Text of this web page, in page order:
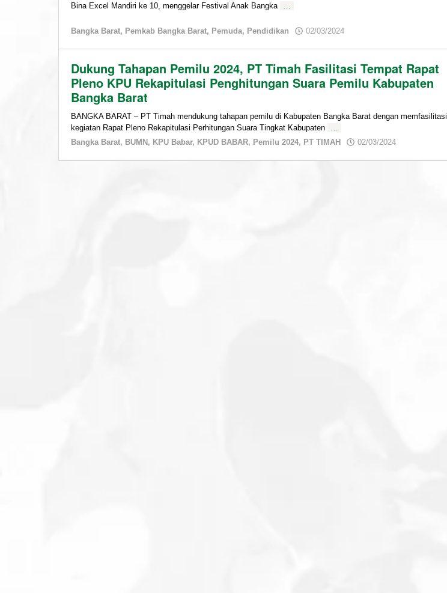
Bina Excel Mandiri ke 10, menggelar Festival Anak Bangka …
Bangka Barat, Pemkab Bangka Barat, Pemuda, Pendidikan 02/03/2024
Dukung Tahapan Pemilu 2024, PT Timah Fasilitasi Tempat Rapat
Pleno KPU Rekapitulasi Penghitungan Suara Pemilu Kabupaten
Bangka Barat
BANGKA BARAT – PT Timah mendukung tahapan pemilu di Kabupaten Bangka Barat dengan memfasilitasi
kegiatan Rapat Pleno Rekapitulasi Perhitungan Suara Tingkat Kabupaten
…
Bangka Barat, BUMN , KPU Babar, KPUD BABAR, Pemilu 2024, PT TIMAH 02/03/2024